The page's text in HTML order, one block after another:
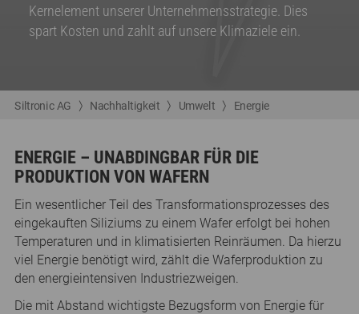
Kernelement unserer Unternehmensstrategie. Dies
spart Kosten und zahlt auf unsere Klimaziele ein.
Siltronic AG Nachhaltigkeit Umwelt Energie
ENERGIE – UNABDINGBAR FÜR DIE
PRODUKTION VON WAFERN
Ein wesentlicher Teil des Transformationsprozesses des
eingekauften Siliziums zu einem Wafer erfolgt bei hohen
Temperaturen und in klimatisierten Reinräumen. Da hierzu
viel Energie benötigt wird, zählt die Waferproduktion zu
den energieintensiven Industriezweigen.
Die mit Abstand wichtigste Bezugsform von Energie für